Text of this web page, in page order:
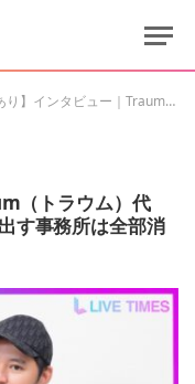
ー｜Traum（トラウム）代表・島袋諒平「事務所報酬を吐き出す事務所は全部消えてほしい」
（トラウム）代
す事務所は全部消